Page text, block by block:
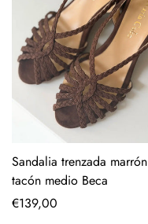
Sandalia trenzada marrón
tacón medio Beca
Precio
€139,00